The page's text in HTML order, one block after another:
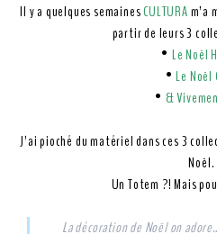
Il y a quelques semainesCULTURAm’a
partir de leurs 3
•Le Noël
•Le Noël
• &
J’ai pioché du matériel dans ces 3
Noël.
Un Totem ?! Mais
La décoration de Noël on